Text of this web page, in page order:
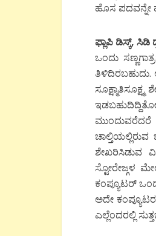
ಹೊಸ ಪದವನ್ನೇ
ಫ್ಲಾಪಿ ಡಿಸ್ಕ್, ಸಿಡಿ
ಒಂದು
ತಿಳಿದಿರಬಹುದು.
ಇಡಬಹುದಿದ್ದಿತೋ
ಶೇಖರಿಸಿಡುವ
ಸ್ಟೋರೇಜ್ಗಳ
ಕಂಪ್ಯೂಟರ್
ಅದೇ
ಎಲ್ಲೆಂದರಲ್ಲಿ